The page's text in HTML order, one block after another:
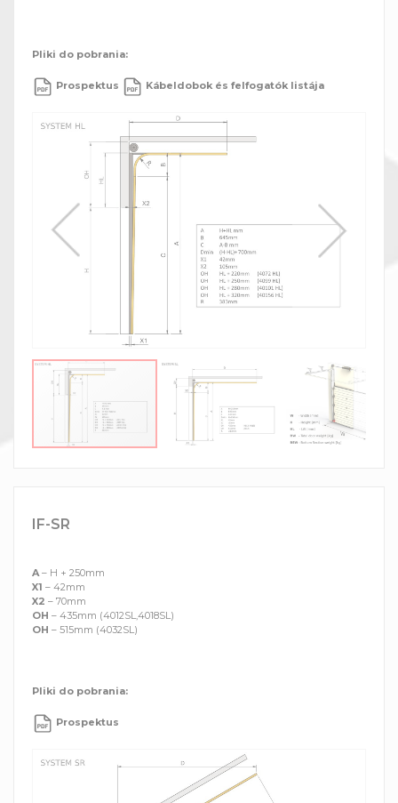
Pliki do pobrania:
Prospektus Kábeldobok és felfogatók listája
IF-SR
A – H + 250mm
X1 – 42mm
X2 – 70mm
OH – 435mm (4012SL,4018SL)
OH – 515mm (4032SL)
Pliki do pobrania:
Prospektus